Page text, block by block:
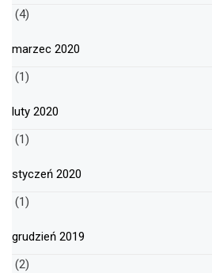
(4)
marzec 2020
(1)
luty 2020
(1)
styczeń 2020
(1)
grudzień 2019
(2)